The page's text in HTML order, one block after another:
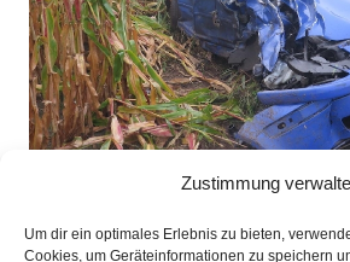
Zustimmung
Um dir ein optimales Erlebnis zu bieten,
Cookies, um Geräteinformationen zu speichern
Verkehsunfall – eingeklemmmte